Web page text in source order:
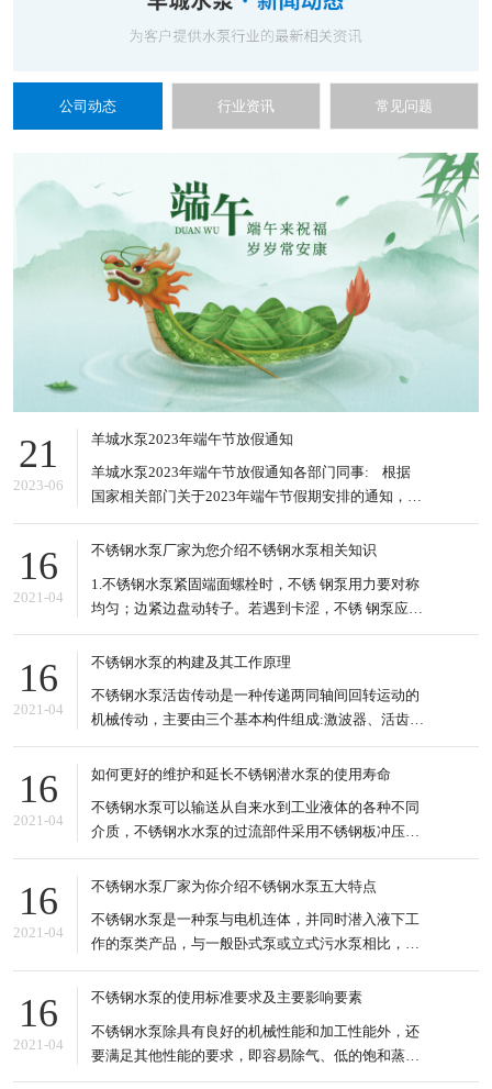
公司动态 行业资讯 常见问题
21
2023-06
羊城水泵2023年端午节放假通知
羊城水泵2023年端午节放假通知各部门同事: 根据
国家相关部门关于2023年端午节假期安排的通知，结
合本公司的实际情况，现将2023年端午节放假的有关
事项安排如下: 1、2023年6月22日到6月24日放假，
16
2021-04
不锈钢水泵厂家为您介绍不锈钢水泵相关知识
1.不锈钢水泵紧固端面螺栓时，不锈 钢泵用力要对称
均匀；边紧边盘动转子。若遇到卡涩，不锈 钢泵应松
掉螺栓重新紧。 2.电泵泵驱动轴不能承受任何径向垂
直力，皮带、链条、齿轮等侧向驱动方式禁止使用。
链式联 轴器。 4.齿轮油度要够,不要时间长了,泵的底
16
2021-04
不锈钢水泵的构建及其工作原理
不锈钢水泵活齿传动是一种传递两同轴间回转运动的
机械传动，主要由三个基本构件组成:激波器、活齿轮
和中心轮:国内外有关活齿传动的文献，已经开发出来
的活齿减速器有推杆活齿针轮减速机、变速传动轴承
速机、摆动活齿减速机等 套筒活齿传动的滚道式减速
器是一种新型的活
16
2021-04
如何更好的维护和延长不锈钢潜水泵的使用寿命
不锈钢水泵可以输送从自来水到工业液体的各种不同
介质，不锈钢水水泵的过流部件采用不锈钢板冲压工
艺，适应于不同温度、流量和压力范围，不锈钢水水
泵适用于无腐蚀性或轻腐蚀性液体，可输送液体较高
液体也很多，可以是污水、酸碱液、悬浮液、强腐蚀
性等多种不同的介质
16
2021-04
不锈钢水泵厂家为你介绍不锈钢水泵五大特点
不锈钢水泵是一种泵与电机连体，并同时潜入液下工
作的泵类产品，与一般卧式泵或立式污水泵相比，不
锈钢水泵明显具有以下5个方面的特点。 特点分析 1.
结构紧凑、占地面积小。水排污泵由于潜入液下工
房用来安装泵及机，可以节省大量的土地及基建费
用。 2.安装维修方
16
2021-04
不锈钢水泵的使用标准要求及主要影响要素
不锈钢水泵除具有良好的机械性能和加工性能外，还
要满足其他性能的要求，即容易除气、低的饱和蒸气
压、一定的化学稳定性、一定的纯度和清洁度、合适